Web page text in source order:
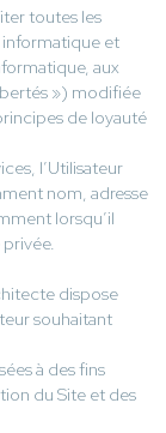
toutes les
informatique et
aux
») modifiée
de loyauté
l’Utilisateur
nom, adresse
lorsqu’il
dispose
souhaitant
à des fins
du Site et des